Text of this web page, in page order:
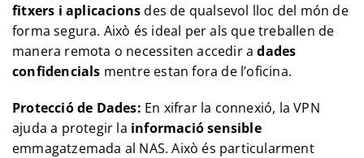
fitxers i aplicacionsdes de qualsevol lloc del món de
forma segura. Això és ideal per als que treballen de
manera remota o necessiten accedir adades
confidencials mentre estan fora de l’oficina.
Protecció de Dades: En xifrar la connexió, la VPN
ajuda a protegir la informació sensible
emmagatzemada al NAS. Això és particularment